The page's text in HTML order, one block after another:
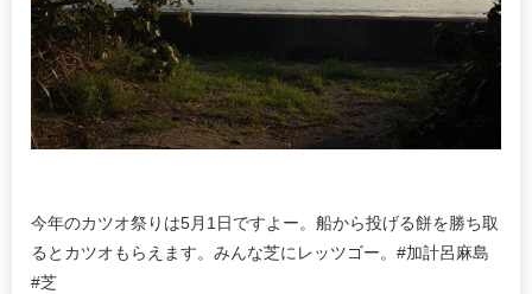
今年のカツオ祭りは5月1日ですよー。船から投げる餅を勝ち取
るとカツオもらえます。みんな芝にレッツゴー。#加計呂麻島
#芝